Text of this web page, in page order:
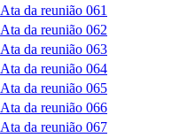
Ata da reunião 061
Ata da reunião 062
Ata da reunião 063
Ata da reunião 064
Ata da reunião 065
Ata da reunião 066
Ata da reunião 067